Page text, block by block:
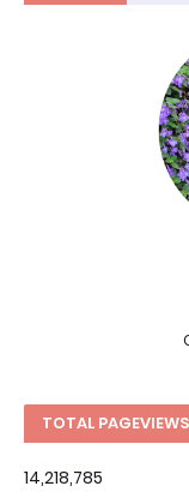
TOTAL PAGEVIEWS
14,218,785